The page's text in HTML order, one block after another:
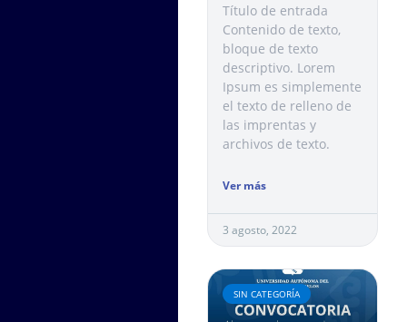
Título de entrada
Contenido de texto,
bloque de texto
descriptivo. Lorem
Ipsum es simplemente
el texto de relleno de
las imprentas y
archivos de texto.
Ver más
3 agosto, 2022
SIN CATEGORÍA